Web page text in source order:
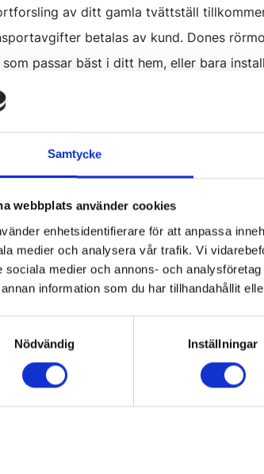
Samtycke
webbplats använder cookies
enhetsidentifierare för att anpassa
medier och analysera vår trafik. Vi
sociala medier och annons- och
information som du har tillhandahållit
Nödvändig
Inställningar
av ditt gamla tvättställ
betalas av kund. Dones
passar bäst i ditt hem, eller bara
kund ansvarar för
måste uppfyllas för att
inte uppfylls, korrigerar installatören
utrymme:Tvättstället passar i det
befintliga utskärningar i bordsskivan.
placering:Avlopp behöver finnas i
från koppling till underkant av blandare:
: Det ska finnas kopplingar eller
Vid utbytesinstallation